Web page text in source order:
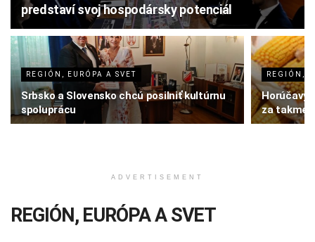
predstaví svoj hospodársky potenciál
REGIÓN, EURÓPA A SVET
Srbsko a Slovensko chcú posilniť kultúrnu
spoluprácu
REGIÓN,
Horúčavy
za takmer
ADVERTISEMENT
REGIÓN, EURÓPA A SVET